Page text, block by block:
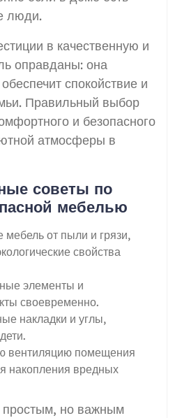
люди.
в качественную и
оправданы: она
спокойствие и
Правильный выбор
и безопасного
атмосферы в
советы по
мебелью
мебель от пыли и грязи,
свойства
элементы и
своевременно.
накладки и углы,
вентиляцию помещения
накопления вредных
но важным